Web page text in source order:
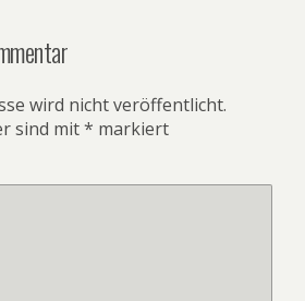
wird nicht veröffentlicht.
sind mit* markiert